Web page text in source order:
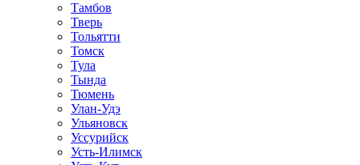
Тамбов
Тверь
Тольятти
Томск
Тула
Тында
Тюмень
Улан-Удэ
Ульяновск
Уссурийск
Усть-Илимск